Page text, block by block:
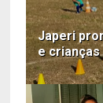
Japeri
e crianças